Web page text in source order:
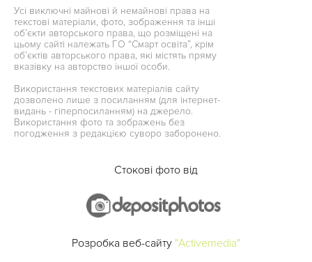
Усі виключні майнові й немайнові права на
текстові матеріали, фото, зображення та інші
об’єкти авторського права, що розміщені на
цьому сайті належать ГО “Смарт освіта”, крім
об’єктів авторського права, які містять пряму
вказівку на авторство іншої особи.
Використання текстових матеріалів сайту
дозволено лише з посиланням (для інтернет-
видань - гіперпосиланням) на джерело.
Використання фото та зображень без
погодження з редакцією суворо заборонено.
Стокові фото від
Розробка веб-сайту "Activemedia"